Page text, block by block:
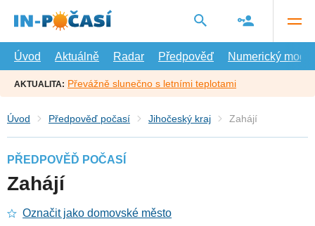
hlavní
Úvod
Aktuálně Radar Předpověď Numerický model
AKTUALITA: Převážně slunečno s letními teplotami
Úvod Předpověď počasí Jihočeský kraj Zahájí
PŘEDPOVĚĎ POČASÍ
Zahájí
Označit jako domovské město